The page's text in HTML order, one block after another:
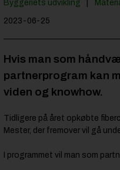
Byggeriets udvikling
2023-06-25
Hvis man som
partnerprogram kan
viden og knowhow.
Tidligere på året opkøbte
Mester, der fremover vil gå
I programmet vil man som